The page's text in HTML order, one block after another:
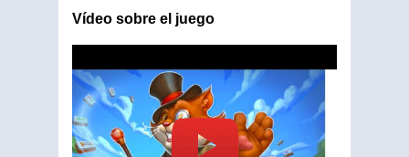
Vídeo sobre el juego